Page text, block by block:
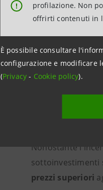
!
profilazione. Non
offrirti contenuti in
È possibile consultare
configurazione e modificare
(Privacy- Cookie policy).
Oro e metalli
massimi nel 3°
alla crescente
Uniti,
Nonostante
sottoinvestimenti
prezzi superiori